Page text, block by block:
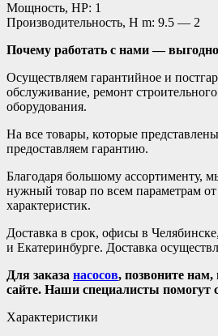
Мощность, HP: 1
Производительность, H m: 9.5 — 2
Почему работать с нами —
Осуществляем гарантийное и
обслуживание, ремонт
оборудования.
На все товары, которые
предоставляем гарантию.
Благодаря большому ассортименту,
нужный товар по всем параметрам
характеристик.
Доставка в срок, офисы в
и Екатеринбурге. Доставка
Для заказа насосов, позвоните нам,
сайте. Наши специалисты помогут
Характеристики